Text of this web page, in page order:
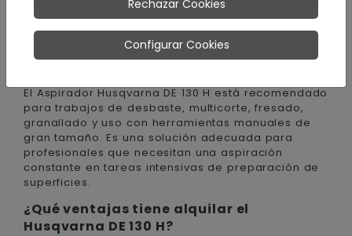
130 H
¿Para qué trabajos está recomendado el
El Aspirador Husqvarna DE 130 H está recomendado
para trabajos de desbaste, multicorte, fresado,
granallado y uso con herramientas manuales de
gran tamaño. Es una solución adecuada para
profesionales que necesitan una aspiración
constante en tareas intensivas de preparación de
superficies.
¿Qué ventajas tiene alquilar el
Husqvarna DE 130 H?
Rechazar Cookies
Configurar Cookies